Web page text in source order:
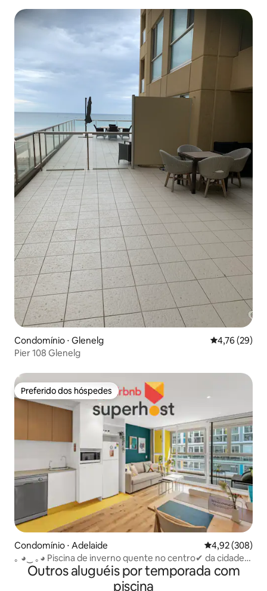
Condomínio ⋅ Glenelg 4,76 de uma
4,76 (29)
Pier 108 Glenelg
Preferido dos hóspedes
Preferido dos hóspedes
Condomínio ⋅ Adelaide 4,92 de uma
4,92 (308)
｡ ◕‿ ｡◕ Piscina de inverno quente no centro✔ da cidade✔
restaurantes✔ Bares✔
Outros aluguéis por temporada com
piscina